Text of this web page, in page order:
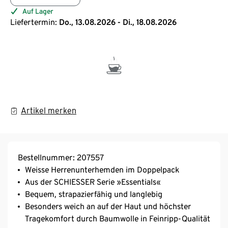
Auf Lager
Liefertermin: Do., 13.08.2026 - Di., 18.08.2026
Artikel merken
Bestellnummer: 207557
Weisse Herrenunterhemden im Doppelpack
Aus der SCHIESSER Serie »Essentials«
Bequem, strapazierfähig und langlebig
Besonders weich an auf der Haut und höchster
Tragekomfort durch Baumwolle in Feinripp-Qualität